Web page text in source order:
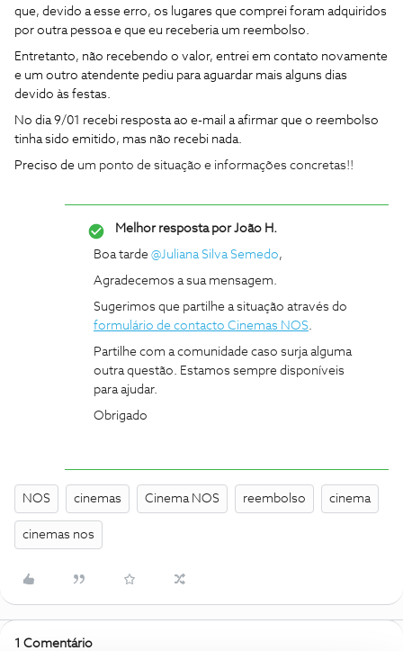
que, devido a esse erro, os lugares que comprei foram adquiridos
por outra pessoa e que eu receberia um reembolso.
Entretanto, não recebendo o valor, entrei em contato novamente
e um outro atendente pediu para aguardar mais alguns dias
devido às festas.
No dia 9/01 recebi resposta ao e-mail a afirmar que o reembolso
tinha sido emitido, mas não recebi nada.
Preciso de um ponto de situação e informações concretas!!
Melhor resposta porJoão H.
Boa tarde ​ @Juliana Silva Semedo,
Agradecemos a sua mensagem.
Sugerimos que partilhe a situação através do
formulário de contacto Cinemas NOS.
Partilhe com a comunidade caso surja alguma
outra questão. Estamos sempre disponíveis
para ajudar.
Obrigado
NOS cinemas Cinema NOS reembolso cinema
cinemas nos
1 Comentário